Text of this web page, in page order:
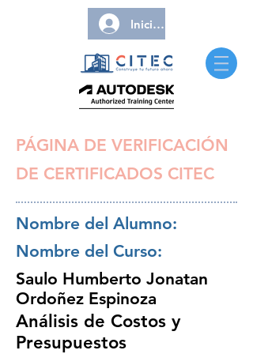
Iniciar sesión
PÁGINA DE VERIFICACIÓN
DE CERTIFICADOS CITEC
Nombre del Alumno:
Nombre del Curso:
Saulo Humberto Jonatan
Ordoñez Espinoza
Análisis de Costos y
Presupuestos